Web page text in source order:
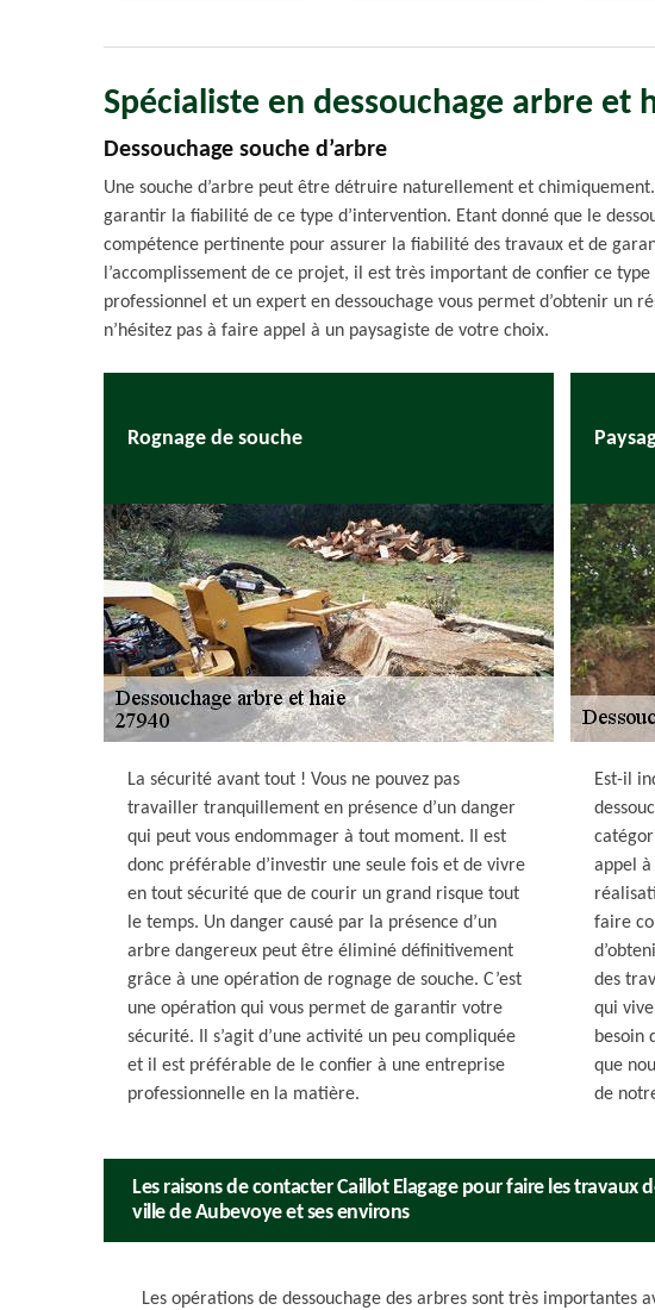
Spécialiste en dessouchage arbre et
Dessouchage souche d’arbre
Une souche d’arbre peut être détruire naturellement et
garantir la fiabilité de ce type d’intervention. Etant donné que le
compétence pertinente pour assurer la fiabilité des travaux et de
l’accomplissement de ce projet, il est très important de confier ce
professionnel et un expert en dessouchage vous permet d’obtenir un
n’hésitez pas à faire appel à un paysagiste de votre choix.
Rognage de souche
La sécurité avant tout ! Vous ne pouvez pas
travailler tranquillement en présence d’un danger
qui peut vous endommager à tout moment. Il est
donc préférable d’investir une seule fois et de vivre
en tout sécurité que de courir un grand risque tout
le temps. Un danger causé par la présence d’un
arbre dangereux peut être éliminé définitivement
grâce à une opération de rognage de souche. C’est
une opération qui vous permet de garantir votre
sécurité. Il s’agit d’une activité un peu compliquée
et il est préférable de le confier à une entreprise
professionnelle en la matière.
Est-il
appel
faire
des
qui
besoin
que
de
Les raisons de contacter Caillot Elagage pour faire les travaux
ville de Aubevoye et ses environs
Les opérations de dessouchage des arbres sont très importantes